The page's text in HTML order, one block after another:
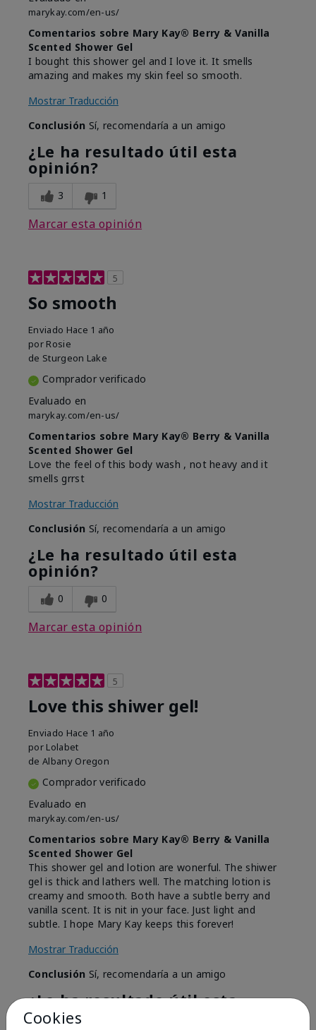
marykay.com/en-us/
Comentarios sobre Mary Kay® Berry & Vanilla
Scented Shower Gel
I bought this shower gel and I love it. It smells
amazing and makes my skin feel so smooth.
Mostrar Traducción
Conclusión Sí, recomendaría a un amigo
¿Le ha resultado útil esta
opinión?
3 1
Marcar esta opinión
5
So smooth
Enviado Hace 1 año
por Rosie
de Sturgeon Lake
Comprador verificado
Evaluado en
marykay.com/en-us/
Comentarios sobre Mary Kay® Berry & Vanilla
Scented Shower Gel
Love the feel of this body wash , not heavy and it
smells grrst
Mostrar Traducción
Conclusión Sí, recomendaría a un amigo
¿Le ha resultado útil esta
opinión?
0 0
Marcar esta opinión
5
Love this shiwer gel!
Enviado Hace 1 año
por Lolabet
de Albany Oregon
Comprador verificado
Evaluado en
marykay.com/en-us/
Comentarios sobre Mary Kay® Berry & Vanilla
Scented Shower Gel
This shower gel and lotion are wonerful. The shiwer
gel is thick and lathers well. The matching lotion is
creamy and smooth. Both have a subtle berry and
vanilla scent. It is nit in your face. Just light and
subtle. I hope Mary Kay keeps this forever!
Mostrar Traducción
Conclusión Sí, recomendaría a un amigo
¿Le ha resultado útil esta
opinión?
Cookies